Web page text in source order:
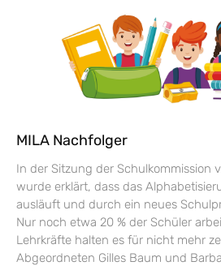
MILA Nachfolger
In der Sitzung der Schulkommission
wurde erklärt, dass das
ausläuft und durch ein neues
Nur noch etwa 20 % der Schüler
Lehrkräfte halten es für nicht mehr
Abgeordneten Gilles Baum und